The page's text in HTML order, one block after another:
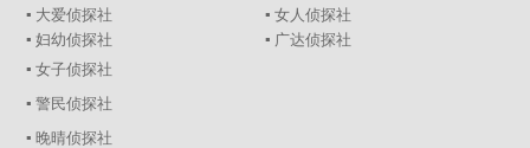
▪ 大爱侦探社
▪ 女人侦探社
▪ 妇幼侦探社
▪ 广达侦探社
▪ 女子侦探社
▪ 警民侦探社
▪ 晚晴侦探社